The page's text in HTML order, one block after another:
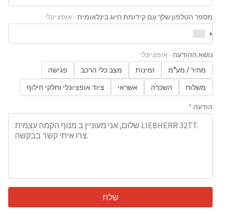
מספר הטלפון שלך עם קידומת חיוג בינלאומית- אופציונלי
+
נושא ההודעה - אופציונלי
מחיר / מע"מ זמינות מצב כלי הרכב פגישה
משלוח השכרה אשראי ציוד אופציונלי וחלקי חילוף
הודעה *
שלח